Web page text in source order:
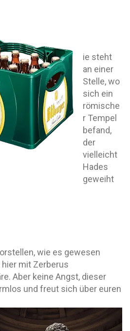
ie steht
an einer
Stelle, wo
sich ein
römische
r Tempel
befand,
der
vielleicht
Hades
geweiht
wie es gewesen
mit Zerberus
Aber keine Angst, dieser
und freut sich über euren